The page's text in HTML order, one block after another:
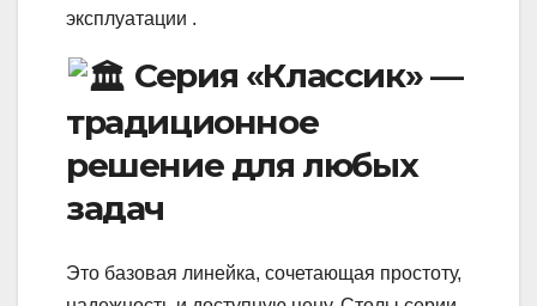
эксплуатации .
Серия «Классик» —
традиционное
решение для любых
задач
Это базовая линейка, сочетающая простоту,